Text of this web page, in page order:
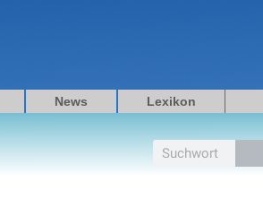
News Lexikon
Suche